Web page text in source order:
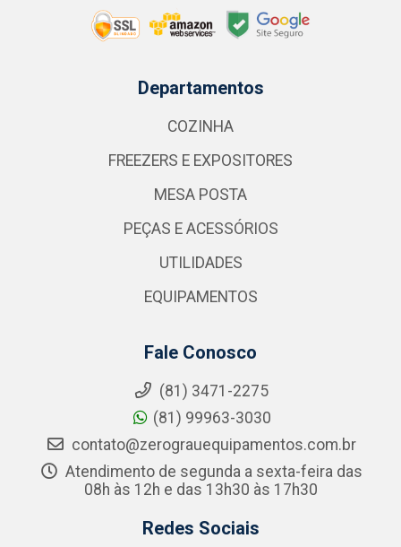
Departamentos
COZINHA
FREEZERS E EXPOSITORES
MESA POSTA
PEÇAS E ACESSÓRIOS
UTILIDADES
EQUIPAMENTOS
Fale Conosco
(81) 3471-2275
(81) 99963-3030
contato@zerograuequipamentos.com.br
Atendimento de segunda a sexta-feira das
08h às 12h e das 13h30 às 17h30
Redes Sociais